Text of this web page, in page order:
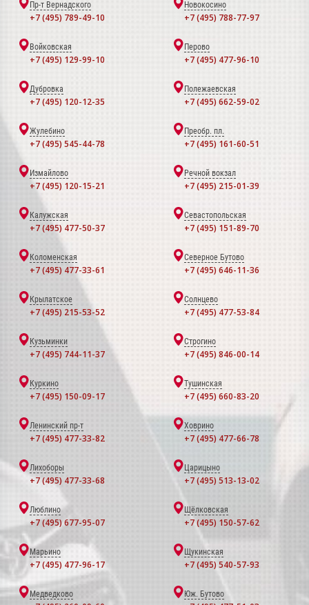
Пр-т Вернадского
+7 (495) 789-49-10
Новокосино
+7 (495) 788-77-97
Войковская
+7 (495) 129-99-10
Перово
+7 (495) 477-96-10
Дубровка
+7 (495) 120-12-35
Полежаевская
+7 (495) 662-59-02
Жулебино
+7 (495) 545-44-78
Преобр. пл.
+7 (495) 161-60-51
Измайлово
+7 (495) 120-15-21
Речной вокзал
+7 (495) 215-01-39
Калужская
+7 (495) 477-50-37
Севастопольская
+7 (495) 151-89-70
Коломенская
+7 (495) 477-33-61
Северное Бутово
+7 (495) 646-11-36
Крылатское
+7 (495) 215-53-52
Солнцево
+7 (495) 477-53-84
Кузьминки
+7 (495) 744-11-37
Строгино
+7 (495) 846-00-14
Куркино
+7 (495) 150-09-17
Тушинская
+7 (495) 660-83-20
Ленинский пр-т
+7 (495) 477-33-82
Ховрино
+7 (495) 477-66-78
Лихоборы
+7 (495) 477-33-68
Царицыно
+7 (495) 513-13-02
Люблино
+7 (495) 677-95-07
Щёлковская
+7 (495) 150-57-62
Марьино
+7 (495) 477-96-17
Щукинская
+7 (495) 540-57-93
Медведково Юж. Бутово